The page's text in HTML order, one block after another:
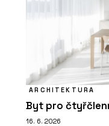
ARCHITEKTURA
Byt pro
16. 6. 2026